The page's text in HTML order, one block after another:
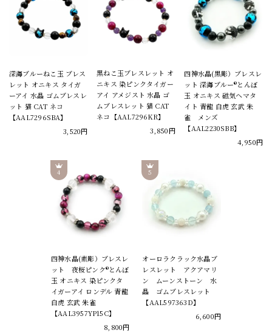
深海ブルーねこ玉 ブレス
レット オニキス タイガ
ーアイ 水晶 ゴムブレスレ
ット 猫 CAT ネコ
【AAL7296SBA】
3,520円
黒ねこ玉ブレスレット オ
ニキス 染ピンクタイガー
アイ アメジスト 水晶 ゴ
ムブレスレット 猫 CAT
ネコ【AAL7296KR】
3,850円
四神水晶(黒彫）ブレスレ
ット 深海ブルー®とんぼ
玉 オニキス 磁気ヘマタ
イト 青龍 白虎 玄武 朱
雀 メンズ
【AAL2230SBB】
4,950円
四神水晶(素彫）ブレスレ
ット 夜桜ピンク®とんぼ
玉 オニキス 染ピンクタ
イガーアイ ロンデル 青龍
白虎 玄武 朱雀
【AAL3957YP15C】
8,800円
オーロラクラック水晶ブ
レスレット アクアマリ
ン ムーンストーン 水
晶 ゴムブレスレット
【AAL597363D】
6,600円